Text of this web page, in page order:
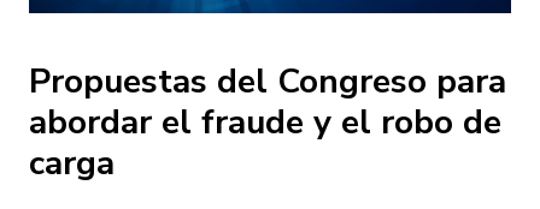
Propuestas del Congreso para
abordar el fraude y el robo de
carga